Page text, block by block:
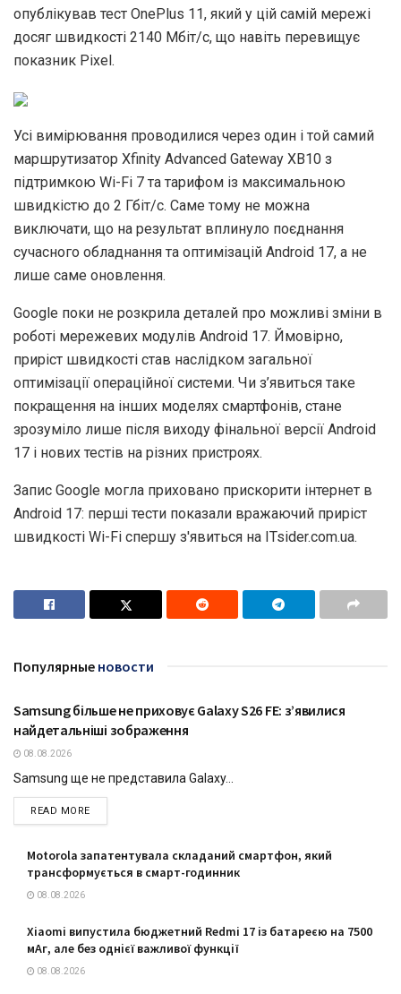
опублікував тест OnePlus 11, який у цій самій мережі
досяг швидкості 2140 Мбіт/с, що навіть перевищує
показник Pixel.
Усі вимірювання проводилися через один і той самий
маршрутизатор Xfinity Advanced Gateway XB10 з
підтримкою Wi-Fi 7 та тарифом із максимальною
швидкістю до 2 Гбіт/с. Саме тому не можна
виключати, що на результат вплинуло поєднання
сучасного обладнання та оптимізацій Android 17, а не
лише саме оновлення.
Google поки не розкрила деталей про можливі зміни в
роботі мережевих модулів Android 17. Ймовірно,
приріст швидкості став наслідком загальної
оптимізації операційної системи. Чи з’явиться таке
покращення на інших моделях смартфонів, стане
зрозуміло лише після виходу фінальної версії Android
17 і нових тестів на різних пристроях.
Запис Google могла приховано прискорити інтернет в
Android 17: перші тести показали вражаючий приріст
швидкості Wi-Fi спершу з'явиться на ITsider.com.ua.
Популярные новости
ТЕХНОЛОГІЇ
Samsung більше не приховує Galaxy S26 FE: з’явилися
найдетальніші зображення
08.08.2026
Samsung ще не представила Galaxy...
READ MOREDETAILS
Motorola запатентувала складаний смартфон, який
трансформується в смарт-годинник
08.08.2026
Xiaomi випустила бюджетний Redmi 17 із батареєю на 7500
мАг, але без однієї важливої функції
08.08.2026